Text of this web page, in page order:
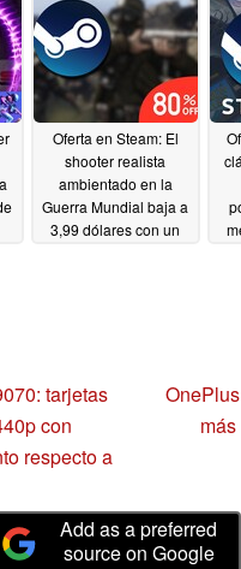
03/02/2025
Oferta en Steam: El
shooter realista
ambientado en la
Guerra Mundial baja a
3,99 dólares con un
tarjetas
con
respecto a
Add as a preferred
source on Google